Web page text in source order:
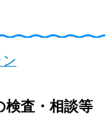
検査・相談等